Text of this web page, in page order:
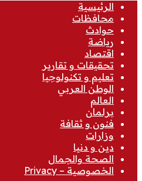
الرئيسية
محافظات
حوادث
رياضة
اقتصاد
تحقيقات و تقارير
تعليم و تكنولوجيا
الوطن العربي
العالم
برلمان
فنون و ثقافة
وزارات
دين و دنيا
الصحة والجمال
الخصوصية – Privacy